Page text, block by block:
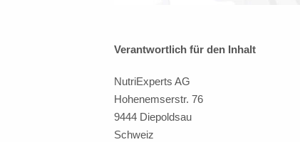
Verantwortlich für den Inhalt
NutriExperts AG
Hohenemserstr. 76
9444 Diepoldsau
Schweiz